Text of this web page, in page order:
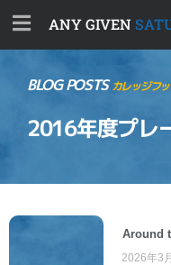
ANY GIVEN
BLOG POSTSカレッジフ
2016年度プレ
Around
2026年3